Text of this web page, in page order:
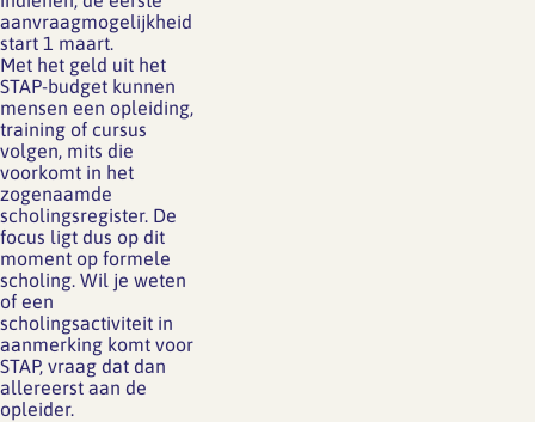
aanvraagmogelijkheid
start 1 maart.
Met het geld uit het
STAP-budget kunnen
mensen een opleiding,
training of cursus
volgen, mits die
voorkomt in het
zogenaamde
scholingsregister. De
focus ligt dus op dit
moment op formele
scholing. Wil je weten
of een
scholingsactiviteit in
aanmerking komt voor
STAP, vraag dat dan
allereerst aan de
opleider.